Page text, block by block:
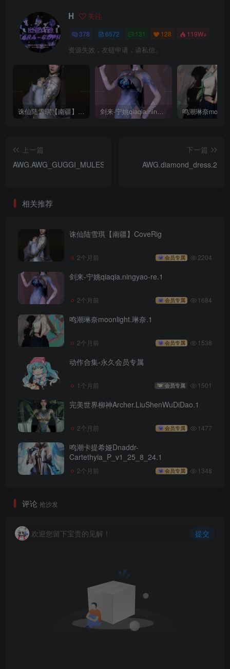
H 关注
378 6572 131 128 119W+
资源失效，友链申请，请私信。
诛仙陆雪琪【南疆】CoveRig 剑来-宁姚qiaqia.ningyao-re.1
上一篇
AWG.AWG_GUGGI_MULES.2
下一篇
AWG.diamond_dress.2
相关推荐
诛仙陆雪琪【南疆】CoveRig
2个月前 会员专属 2204
剑来-宁姚qiaqia.ningyao-re.1
2个月前 会员专属 1684
鸣潮琳奈moonlight.琳奈.1
2个月前 会员专属 1538
动作合集-永久会员专属
1个月前 会员专属 1501
完美世界柳神Archer.LiuShenWuDiDao.1
2个月前 会员专属 1477
鸣潮卡提希娅Dnaddr-
Cartethyia_P_v1_25_8_24.1
2个月前 会员专属 1348
评论 抢沙发
欢迎您留下宝贵的见解！ 提交